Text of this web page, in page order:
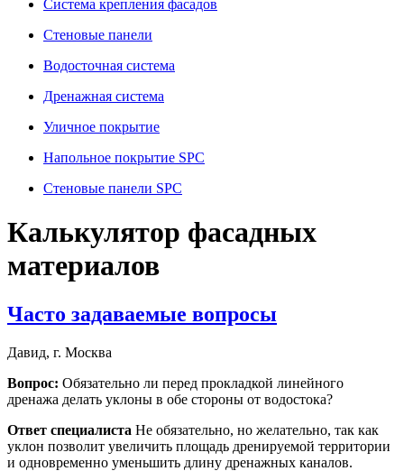
Система крепления фасадов
Стеновые панели
Водосточная система
Дренажная система
Уличное покрытие
Напольное покрытие SPC
Стеновые панели SPC
Калькулятор фасадных
материалов
Часто задаваемые вопросы
Давид, г. Москва
Вопрос: Обязательно ли перед прокладкой линейного
дренажа делать уклоны в обе стороны от водостока?
Ответ специалиста Не обязательно, но желательно, так как
уклон позволит увеличить площадь дренируемой территории
и одновременно уменьшить длину дренажных каналов.